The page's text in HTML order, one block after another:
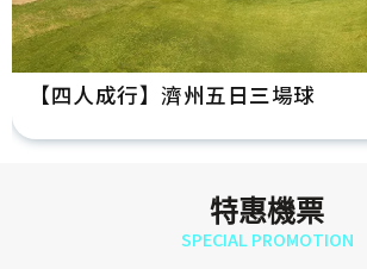
【四人成行】濟州五日三場球
特惠機票
SPECIAL PROMOTION